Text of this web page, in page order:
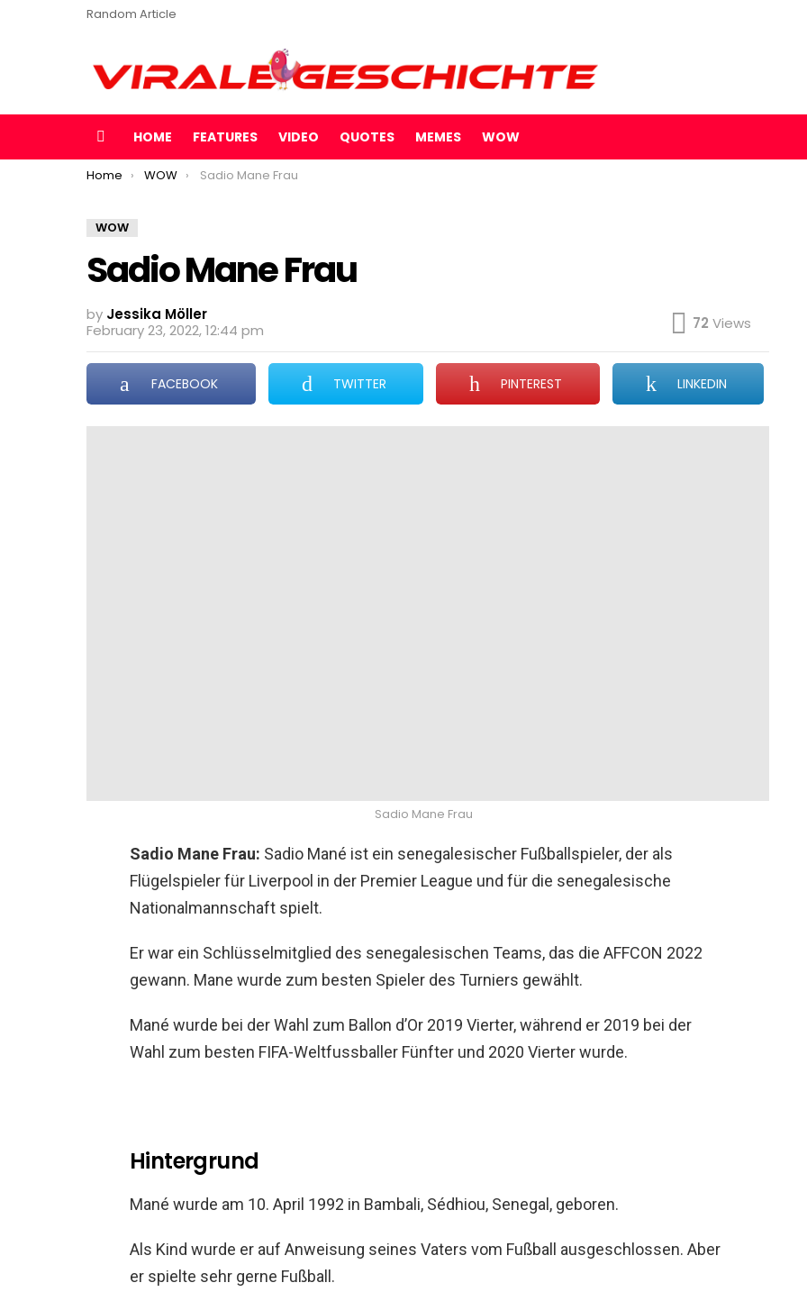
Random Article
HOME FEATURES VIDEO QUOTES MEMES WOW
You are here:
Home WOW Sadio Mane Frau
WOW
Sadio Mane Frau
by Jessika Möller
February 23, 2022, 12:44 pm
72 Views
FACEBOOK TWITTER PINTEREST LINKEDIN
Sadio Mane Frau
Sadio Mane Frau: Sadio Mané ist ein senegalesischer Fußballspieler, der als
Flügelspieler für Liverpool in der Premier League und für die senegalesische
Nationalmannschaft spielt.
Er war ein Schlüsselmitglied des senegalesischen Teams, das die AFFCON 2022
gewann. Mane wurde zum besten Spieler des Turniers gewählt.
Mané wurde bei der Wahl zum Ballon d’Or 2019 Vierter, während er 2019 bei der
Wahl zum besten FIFA-Weltfussballer Fünfter und 2020 Vierter wurde.
Hintergrund
Mané wurde am 10. April 1992 in Bambali, Sédhiou, Senegal, geboren.
Als Kind wurde er auf Anweisung seines Vaters vom Fußball ausgeschlossen. Aber
er spielte sehr gerne Fußball.